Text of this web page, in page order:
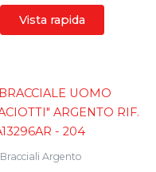
Vista rapida
Bracciali Argento